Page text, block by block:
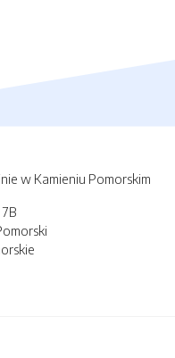
w Kamieniu Pomorskim